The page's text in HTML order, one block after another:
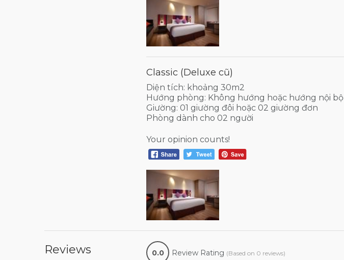
Classic (Deluxe cũ)
Diện tích: khoảng 30m2
Hướng phòng: Không hướng hoặc hướng nội bộ
Giường: 01 giường đôi hoặc 02 giường đơn
Phòng dành cho 02 người
Your opinion counts!
Reviews 0.0 Review Rating (Based on 0 reviews)